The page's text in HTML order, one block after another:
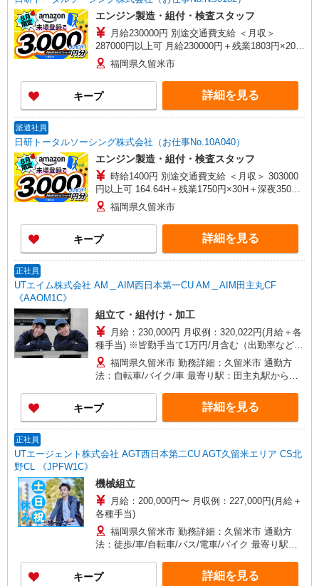
エンジン製造・組付・検査スタッフ
月給230000円 別途交通費支給 ＜月収＞
287000円以上可 月給230000円＋残業1803円×20H
＋深夜361円×60H
福岡県久留米市
キープ 詳細を見る
派遣社員
日研トータルソーシング株式会社（お仕事No.10A040）
エンジン製造・組付・検査スタッフ
時給1400円 別途交通費支給 ＜月収＞ 303000
円以上可 164.64H＋残業1750円×30H＋深夜350円
×60H福岡県久留米市
キープ 詳細を見る
正社員
UTエイム株式会社 AM＿AIM西日本第一CU AM＿AIM田主丸CF
《AAOM1C》
組立て・組付け・加工
月給：230,000円 月収例：320,022円(月給＋各
種手当) ※皆勤手当て1万円/月含む（出勤率などの
規定あり） ※法定内残業手当4,808円/月（3.33h/
月） ※法定外残業手当40,919円/月（22.67h/月）
※深夜手当19,855円/月（55h/月） ※休日出勤手当
14,440円/月（8h/月） ※出勤率などの規定 ※上記
月収例は目安のため、 生産状況や配属先工程によ
って変動する可能性があります
福岡県久留米市 勤務詳細：久留米市 通勤方
法：自転車/バイク/車 最寄り駅：田主丸駅から車7
月）
キープ 詳細を見る
正社員
UTエージェント株式会社 AGT西日本第二CU AGT久留米エリア CS北
野CL 《JPFW1C》
機械組立
月給：200,000円〜 月収例：227,000円(月給＋
各種手当)
福岡県久留米市 勤務詳細：久留米市 通勤方
法：徒歩/車/自転車/バス/電車/バイク 最寄り駅：
キープ 詳細を見る